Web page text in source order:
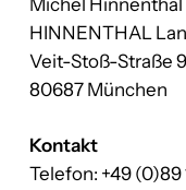
HINNENTHAL
Veit-Stoß-Straße 9
80687 München
Kontakt
Telefon: +49 (0)89